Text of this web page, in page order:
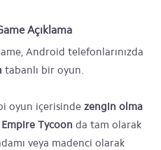
Açıklama
Android telefonlarınızda
tabanlı bir oyun.
oyun içerisinde zengin olma
Tycoon da tam olarak
veya madenci olarak